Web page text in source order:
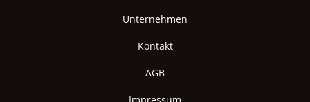
Unternehmen
Kontakt
AGB